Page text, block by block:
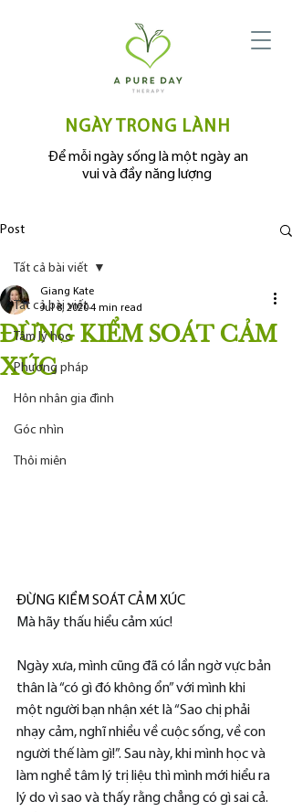
Để mỗi ngày sống là một ngày an
vui và đầy năng lượng
NGÀY TRONG LÀNH
Post
Tất cả bài viết
Tâm lý học
Phương pháp
Hôn nhân gia đình
Góc nhìn
Thôi miên
Tất cả bài viết
ĐỪNG KIỂM SOÁT CẢM
XÚC
Giang Kate
Jul 8, 20204 min read
ĐỪNG KIỂM SOÁT CẢM XÚC
Mà hãy thấu hiểu cảm xúc!
Ngày xưa, mình cũng đã có lần ngờ vực bản
thân là “có gì đó không ổn” với mình khi
một người bạn nhận xét là “Sao chị phải
nhạy cảm, nghĩ nhiều về cuộc sống, về con
người thế làm gì!”. Sau này, khi mình học và
làm nghề tâm lý trị liệu thì mình mới hiểu ra
lý do vì sao và thấy rằng chẳng có gì sai cả.